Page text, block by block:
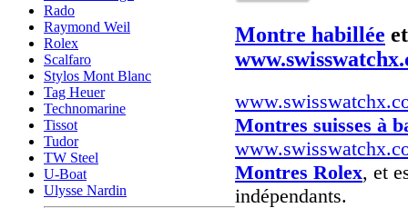
Rado
Raymond Weil
Rolex
Scalfaro
Stylos Mont Blanc
Tag Heuer
Technomarine
Tissot
Tudor
TW Steel
U-Boat
Ulysse Nardin
Montre habillée
Montres suisses à
Montres Rolex, et
indépendants.